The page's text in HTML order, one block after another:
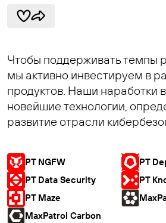
Чтобы поддерживать темпы
мы активно инвестируем в
продуктов. Наши наработки
новейшие технологии,
развитие отрасли
PT NGFW
PT
PT Data Security
PT
PT Maze
MaxPatrol Carbon